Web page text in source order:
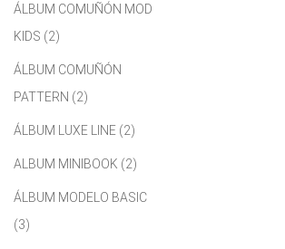
ÁLBUM COMUÑÓN MOD
KIDS (2)
ÁLBUM COMUÑÓN
PATTERN (2)
ÁLBUM LUXE LINE (2)
ALBUM MINIBOOK (2)
ÁLBUM MODELO BASIC
(3)